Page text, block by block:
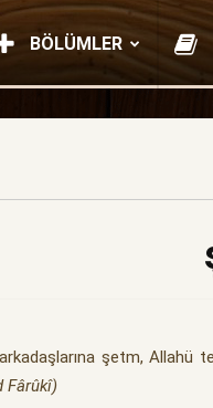
BÖLÜMLER
şetm, Allahü
Fârûkî)